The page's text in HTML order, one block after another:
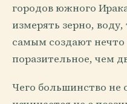
городов южного
измерять зерно,
самым создают нечто
поразительное, чем
Чего большинство не